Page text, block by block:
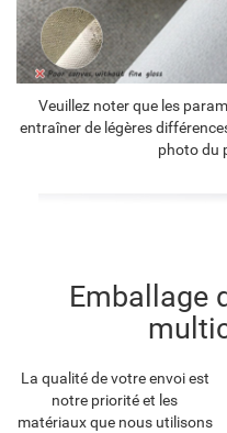
Veuillez noter que les
entraîner de légères
photo du
Emballage
La qualité de votre envoi est
notre priorité et les
matériaux que nous utilisons